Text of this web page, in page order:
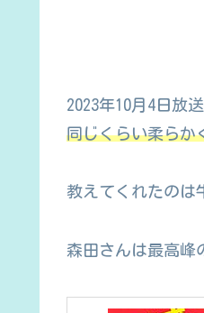
2023年10月4日放
同じくらい柔らか
教えてくれたのは
森田さんは最高峰